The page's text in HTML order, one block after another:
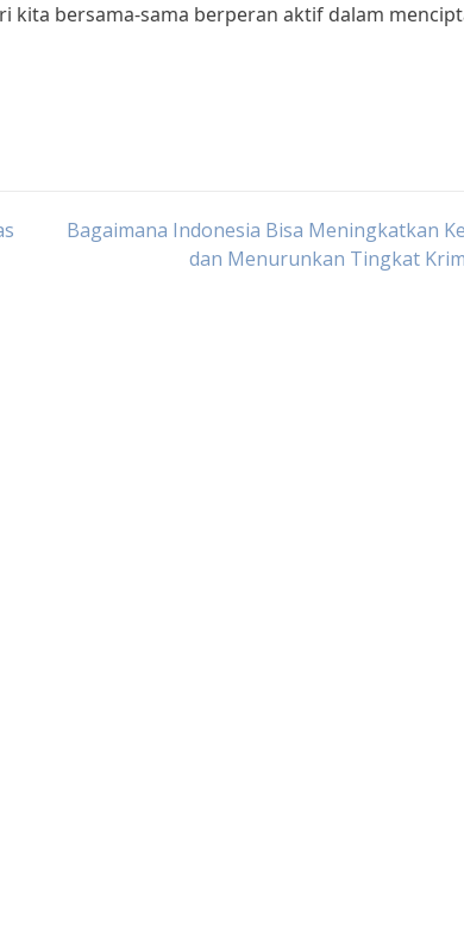
kita bersama-sama berperan aktif dalam
Bagaimana Indonesia Bisa Meningkatkan
dan Menurunkan Tingkat